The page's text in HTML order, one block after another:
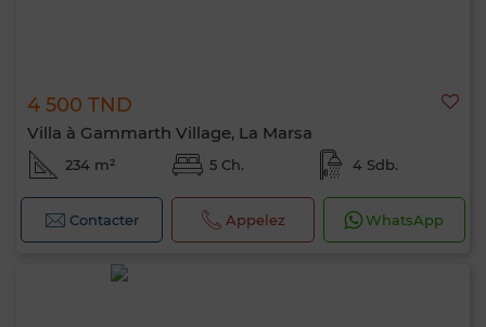
4 500 TND
Villa à Gammarth Village, La Marsa
234 m² 5 Ch. 4 Sdb.
Contacter Appelez WhatsApp